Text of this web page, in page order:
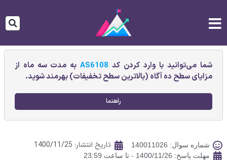
شما می‌توانید با وارد کردن کد AS6108به مدت سه ماه از
مزایای سطح ده آگاه (بالاترین سطح تخفیفات) بهرمند شوید.
راهنما
شماره سوال: 140011026 تاریخ انتشار: 1400/11/25
مهلت پاسخ: 1400/11/26 - تا ساعت 23:59